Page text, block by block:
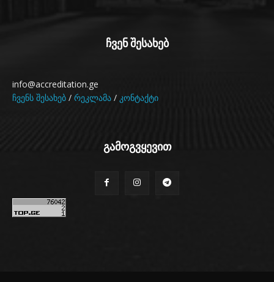
ჩვენ შესახებ
info@accreditation.ge
ჩვენს შესახებ / რეკლამა / კონტაქტი
გამოგვყევით